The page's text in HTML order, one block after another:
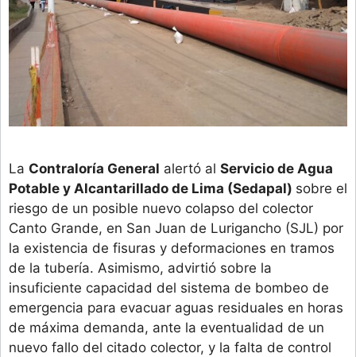
La Contraloría General alertó al Servicio de Agua
Potable y Alcantarillado de Lima (Sedapal) sobre el
riesgo de un posible nuevo colapso del colector
Canto Grande, en San Juan de Lurigancho (SJL) por
la existencia de fisuras y deformaciones en tramos
de la tubería. Asimismo, advirtió sobre la
insuficiente capacidad del sistema de bombeo de
emergencia para evacuar aguas residuales en horas
de máxima demanda, ante la eventualidad de un
nuevo fallo del citado colector, y la falta de control